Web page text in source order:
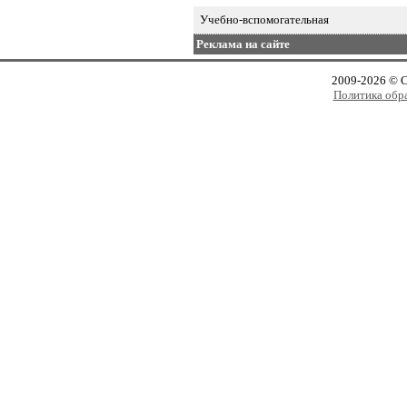
Учебно-вспомогательная
Реклама на сайте
2009-2026 ©
Политика